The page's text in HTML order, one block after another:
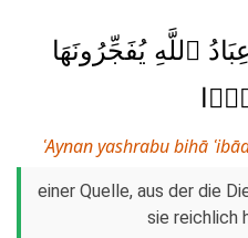
ٱللَّهِ يُفَجِّرُونَهَا
ʿAynan yashrabu bihā
einer Quelle, aus der die
sie reichlich